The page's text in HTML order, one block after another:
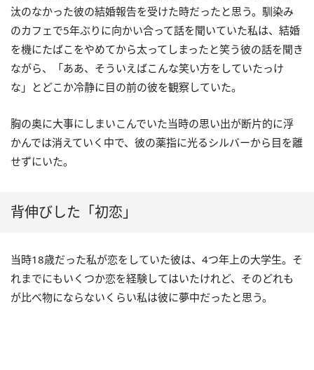
汰のなかった彼の結婚報告を受けた時だったと思う。馴染み
のカフェで5年ぶりに向かい合って話を聞いていた私は、結婚
を機にたばこをやめてから太ってしまったと笑う彼の話を聞き
ながら、「ああ、そういえばこんな笑い方をしていたっけ
な」とどこか冷静に目の前の彼を観察していた。
胸の奥に大事にしまいこんでいた当時の思い出が断片的に浮
かんでは消えていく中で、彼の薬指に光るシルバーから目を離
せずにいた。
背伸びした「初恋」
当時18歳だった私が恋をしていた彼は、4つ年上の大学生。そ
れまでにもいくつか恋を経験してはいたけれど、そのどれも
が比べ物にならないくらい私は彼に夢中だったと思う。